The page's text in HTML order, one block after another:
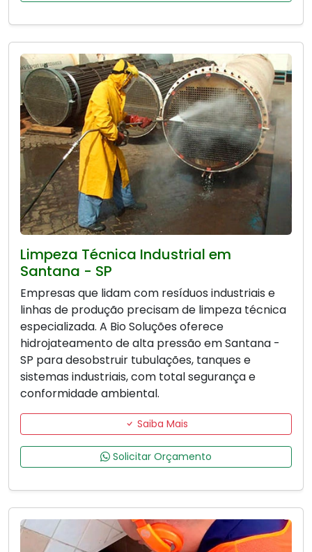
Limpeza Técnica Industrial em
Santana - SP
Empresas que lidam com resíduos industriais e
linhas de produção precisam de limpeza técnica
especializada. A Bio Soluções oferece
hidrojateamento de alta pressão em Santana -
SP para desobstruir tubulações, tanques e
sistemas industriais, com total segurança e
conformidade ambiental.
Saiba Mais
Solicitar Orçamento